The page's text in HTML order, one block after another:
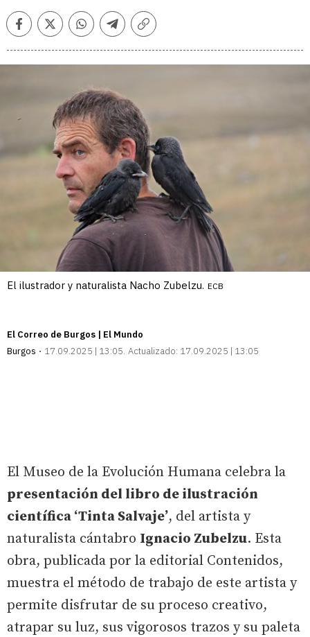
FacebookTwitterWhatsappTelegramCopiar
El ilustrador y naturalista Nacho Zubelzu. ECB
El Correo de Burgos | El Mundo
Burgos
17.09.2025 | 13:05 Actualizado: 17.09.2025 | 13:05
El Museo de la Evolución Humana celebra la
presentación del libro de ilustración
científica ‘Tinta Salvaje’, del artista y
naturalista cántabro Ignacio Zubelzu. Esta
obra, publicada por la editorial Contenidos,
muestra el método de trabajo de este artista y
permite disfrutar de su proceso creativo,
atrapar su luz, sus vigorosos trazos y su paleta